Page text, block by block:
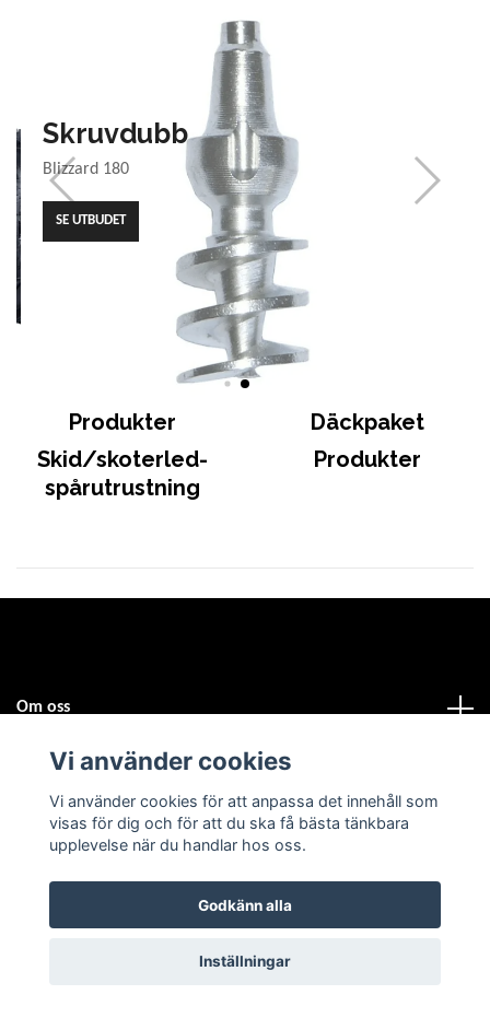
Skruvdubb
Blizzard 180
SE UTBUDET
Produkter
Däckpaket
Skid/skoterled-
spårutrustning
Produkter
Om oss
Kundtjänst
Fotmeny
Vi använder cookies
Vi använder cookies för att anpassa det innehåll som
visas för dig och för att du ska få bästa tänkbara
upplevelse när du handlar hos oss.
Godkänn alla
Inställningar